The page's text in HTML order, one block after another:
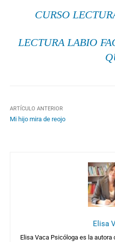
CURSO
LECTURA LABIO
ARTÍCULO ANTERIOR
Mi hijo mira de reojo
Elisa
Elisa Vaca Psicóloga es la